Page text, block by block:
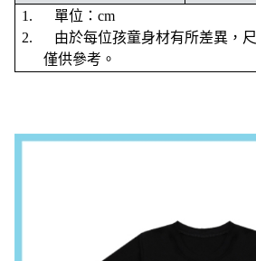
1. 單位：cm
2. 由於每位孩童身材有所差異，
僅供參考。